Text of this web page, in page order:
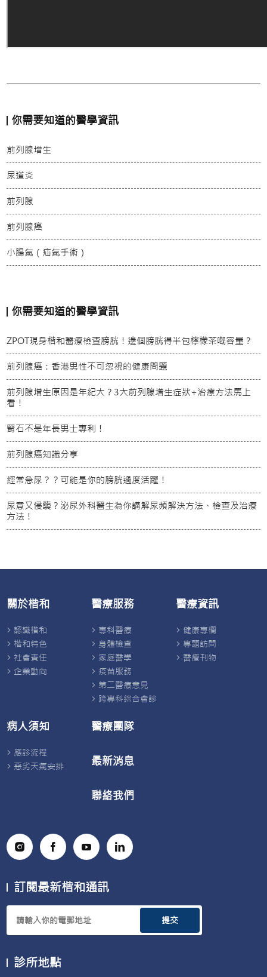
你需要知道的醫學資訊
前列腺增生
尿道炎
前列腺
前列腺癌
小腸氣（疝氣手術）
你需要知道的醫學資訊
ZPOT現身楷和醫療檢查膀胱！邊個膀胱得半包檸檬茶嘅容量？
前列腺癌：香港男性不可忽視的健康問題
前列腺增生原因是年紀大？3大前列腺增生症狀+治療方法馬上
看！
腎石不是年長男士專利！
前列腺癌知識分享
經常急尿？？可能是你的膀胱過度活躍！
尿意又侵襲？泌尿外科醫生為你講解尿頻解決方法、檢查及治療
方法！
關於楷和
認識楷和
楷和特色
社會責任
企業動向
醫療服務
專科醫療
身體檢查
家庭醫學
疫苗服務
第二醫療意見
跨專科綜合會診
醫療資訊
健康專欄
專題訪問
醫療刊物
病人須知
應診流程
惡劣天氣安排
醫療團隊
最新消息
聯絡我們
訂閱最新楷和通訊
提交
診所地點